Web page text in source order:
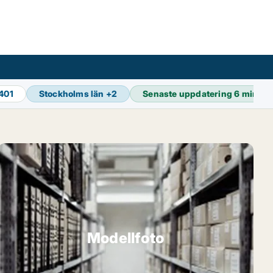
Stockholms län +2 Senaste uppdatering6 min
Modellfoto